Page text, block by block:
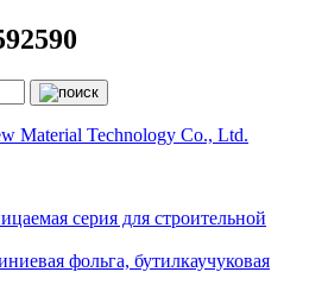
серия для строительной
фольга, бутилкаучуковая